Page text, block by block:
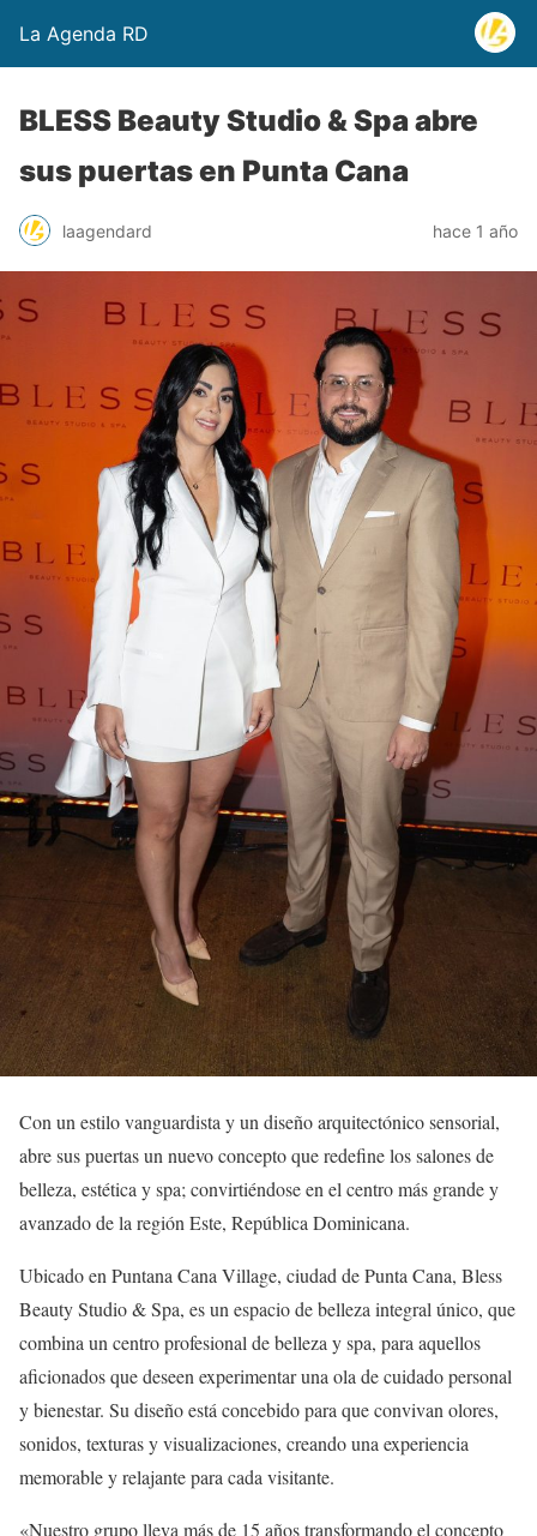
La Agenda RD
BLESS Beauty Studio & Spa abre
sus puertas en Punta Cana
laagendard hace 1 año
Con un estilo vanguardista y un diseño arquitectónico sensorial,
abre sus puertas un nuevo concepto que redefine los salones de
belleza, estética y spa; convirtiéndose en el centro más grande y
avanzado de la región Este, República Dominicana.
Ubicado en Puntana Cana Village, ciudad de Punta Cana, Bless
Beauty Studio & Spa, es un espacio de belleza integral único, que
combina un centro profesional de belleza y spa, para aquellos
aficionados que deseen experimentar una ola de cuidado personal
y bienestar. Su diseño está concebido para que convivan olores,
sonidos, texturas y visualizaciones, creando una experiencia
memorable y relajante para cada visitante.
«Nuestro grupo lleva más de 15 años transformando el concepto